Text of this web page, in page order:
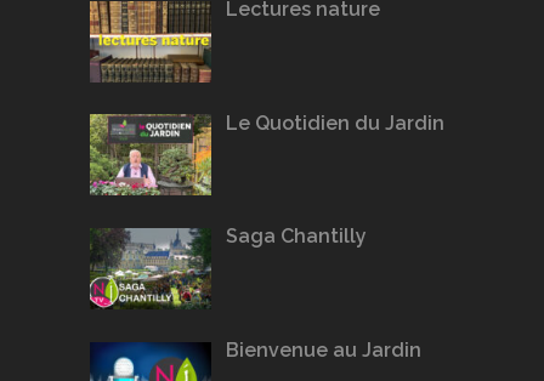
Lectures nature
Le Quotidien du Jardin
Saga Chantilly
Bienvenue au Jardin